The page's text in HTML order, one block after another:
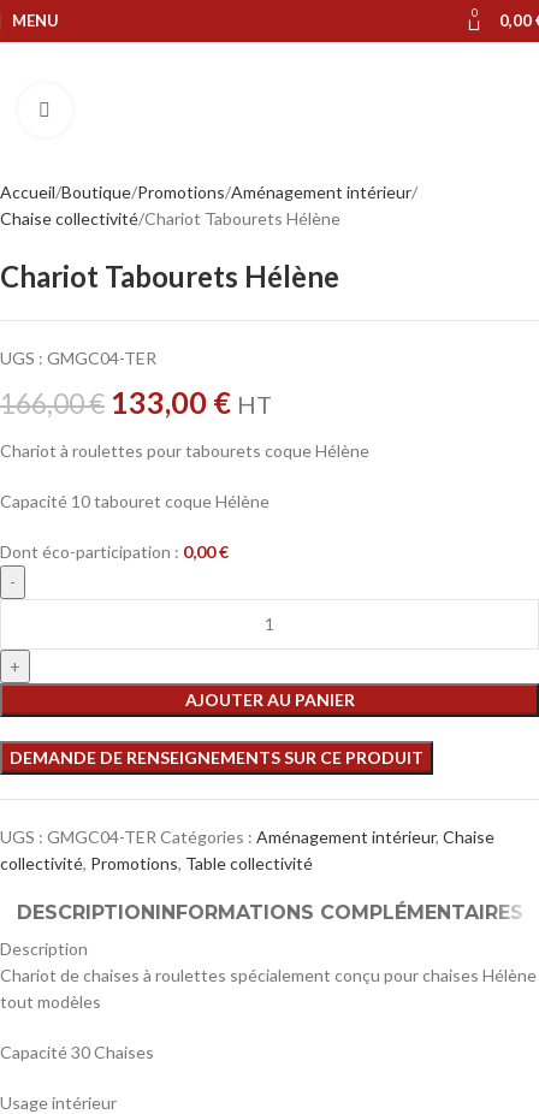
MENU 0 0,00
Accueil Boutique Promotions Aménagement intérieur
Chaise collectivité Chariot Tabourets Hélène
Chariot Tabourets Hélène
UGS : GMGC04-TER
166,00€ 133,00 € HT
Chariot à roulettes pour tabourets coque Hélène
Capacité 10 tabouret coque Hélène
Dont éco-participation : 0,00€
AJOUTER AU PANIER
UGS : GMGC04-TER Catégories : Aménagement intérieur, Chaise
collectivité, Promotions, Table collectivité
DESCRIPTIONINFORMATIONS COMPLÉMENTAIRES
Description
Chariot de chaises à roulettes spécialement conçu pour chaises Hélène
tout modèles
Capacité 30 Chaises
Usage intérieur